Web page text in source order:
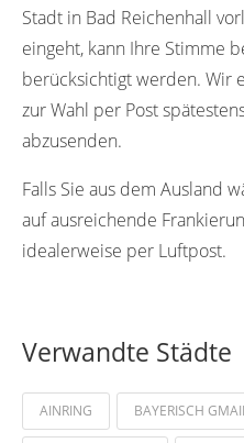
Stadt in Bad Reichenhall
eingeht, kann Ihre Stimme
berücksichtigt werden. Wir
zur Wahl per Post
abzusenden.
Falls Sie aus dem Ausland
auf ausreichende
idealerweise per Luftpost.
Verwandte Städte
AINRING BAYERISCH